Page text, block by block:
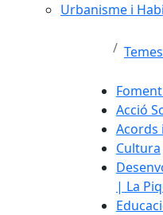
Urbanisme i
Temes
Acció
Acords
Cultura
| La